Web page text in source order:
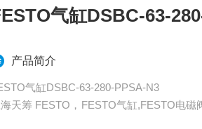
气缸DSBC-63-
产品简介
气缸DSBC-63-280-PPSA-N3
海天筹 FESTO，FESTO气缸,FESTO电